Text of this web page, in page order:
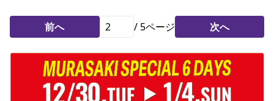
スノーTOP
スケートTOP
前へ / 5ページ 次へ